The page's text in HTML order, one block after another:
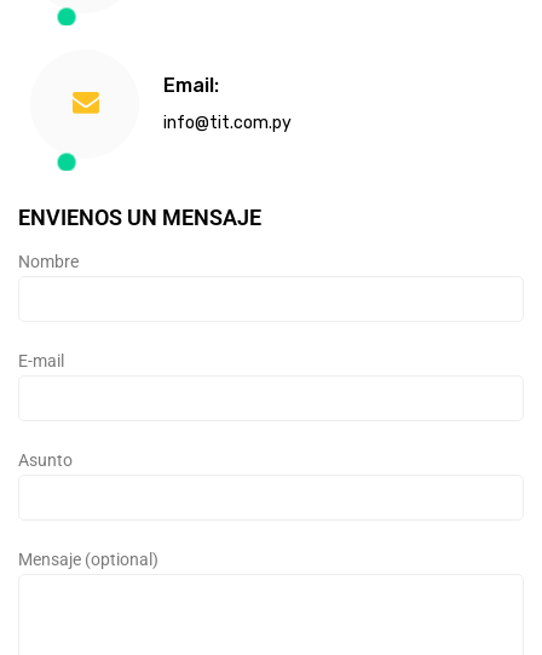
Email:
info@tit.com.py
ENVIENOS UN MENSAJE
Nombre
E-mail
Asunto
Mensaje (optional)